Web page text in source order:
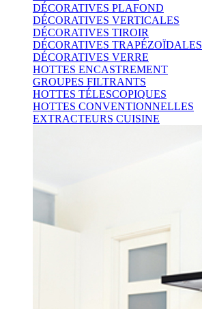
DÉCORATIVES PLAFOND
DÉCORATIVES VERTICALES
DÉCORATIVES TIROIR
DÉCORATIVES TRAPÉZOÏDALES
DÉCORATIVES VERRE
HOTTES ENCASTREMENT
GROUPES FILTRANTS
HOTTES TÉLESCOPIQUES
HOTTES CONVENTIONNELLES
EXTRACTEURS CUISINE